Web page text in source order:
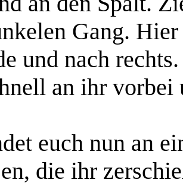
Gang.
und nach
an ihr vorbei
euch nun an
die ihr